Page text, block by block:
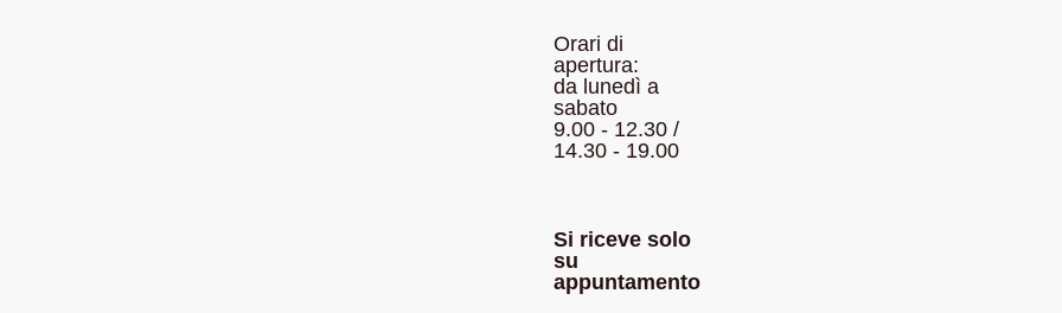
Orari di
apertura:
da lunedì a
sabato
9.00 - 12.30 /
14.30 - 19.00
Si riceve solo
su
appuntamento